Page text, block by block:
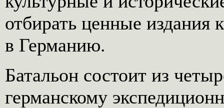
отбирать ценные издания
в Германию.
Батальон состоит из
германскому